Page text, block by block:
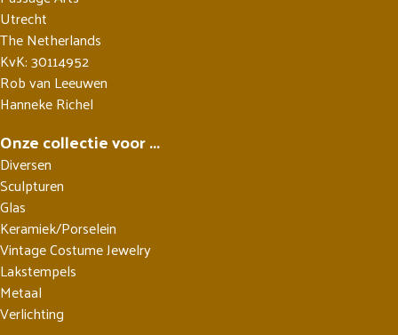
Utrecht
The Netherlands
KvK: 30114952
Rob van Leeuwen
Hanneke Richel
Onze collectie voor ...
Diversen
Sculpturen
Glas
Keramiek/Porselein
Vintage Costume Jewelry
Lakstempels
Metaal
Verlichting